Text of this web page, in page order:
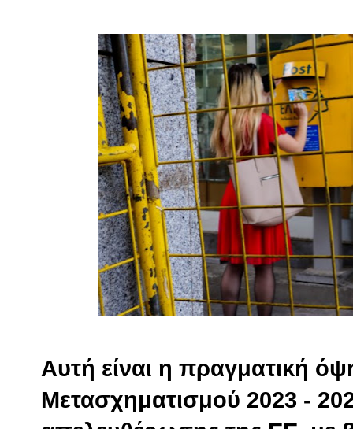
Αυτή είναι η πραγματική
Μετασχηματισμού 2023 -